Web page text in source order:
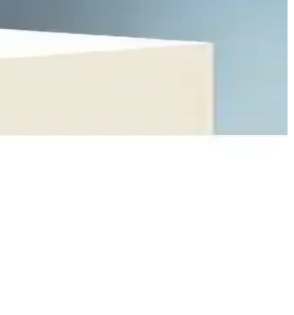
edilen markadır.